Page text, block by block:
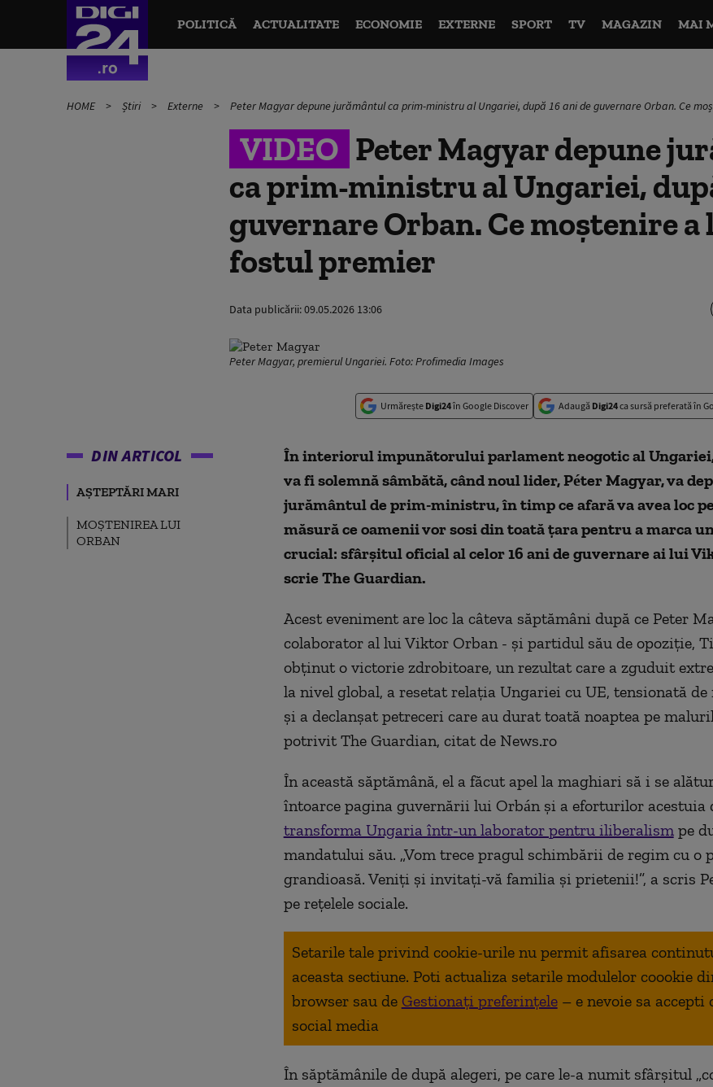
POLITICĂ ACTUALITATE ECONOMIE EXTERNE SPORT TV MAGAZIN MAI
HOME Știri Externe Peter Magyar depune jurământul ca prim-ministru al Ungariei, după 16 ani de guvernare Orban. Ce
VIDEO Peter Magyar depune
ca prim-ministru al Ungariei,
guvernare Orban. Ce moștenire a
fostul premier
Data publicării:09.05.2026 13:06
Peter Magyar, premierul Ungariei. Foto: Profimedia Images
Urmărește Digi24în Google Discover Adaugă Digi24ca sursă preferată în
DIN ARTICOL
AŞTEPTĂRI MARI
MOŞTENIREA LUI
ORBAN
În interiorul impunătorului parlament neogotic al
va fi solemnă sâmbătă, când noul lider, Péter Magyar, va
jurământul de prim-ministru, în timp ce afară va avea loc
măsură ce oamenii vor sosi din toată ţara pentru a marca
crucial: sfârşitul oficial al celor 16 ani de guvernare ai lui
scrie The Guardian.
Acest eveniment are loc la câteva săptămâni după ce Peter
colaborator al lui Viktor Orban - şi partidul său de opoziţie,
obţinut o victorie zdrobitoare, un rezultat care a zguduit
la nivel global, a resetat relaţia Ungariei cu UE, tensionată de
şi a declanşat petreceri care au durat toată noaptea pe
potrivit The Guardian, citat de News.ro
În această săptămână, el a făcut apel la maghiari să i se
întoarce pagina guvernării lui Orbán şi a eforturilor acestuia
transforma Ungaria într-un laborator pentru iliberalismpe
mandatului său. „Vom trece pragul schimbării de regim cu o
grandioasă. Veniţi şi invitaţi-vă familia şi prietenii!”, a scris
pe reţelele sociale.
Setarile tale privind cookie-urile nu permit afisarea
aceasta sectiune. Poti actualiza setarile modulelor coookie
browser sau de Gestionați preferințele – e nevoie sa accepti
social media
În săptămânile de după alegeri, pe care le-a numit sfârşitul